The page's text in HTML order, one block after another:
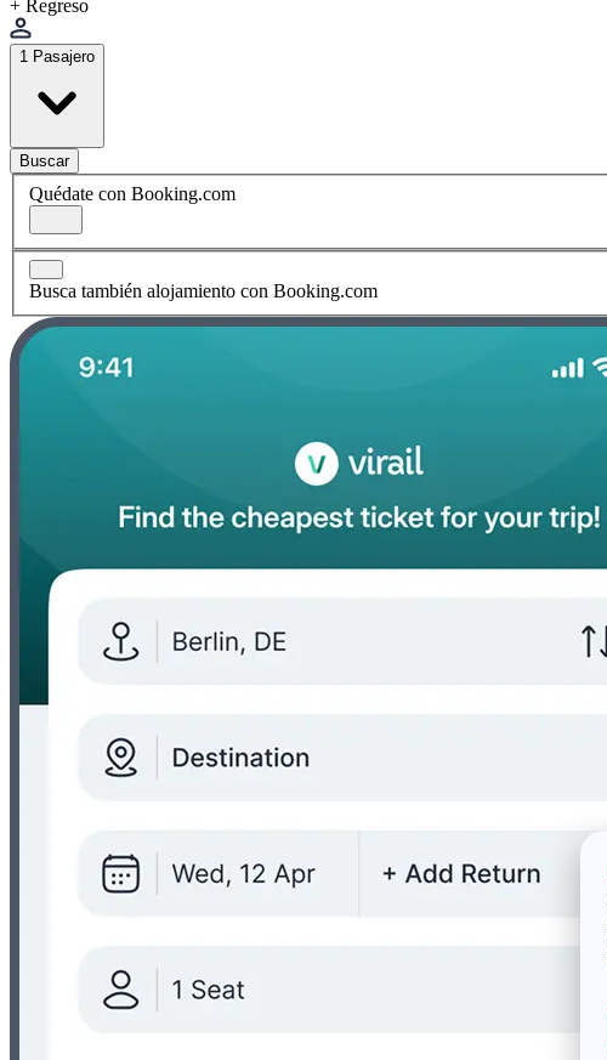
+ Regreso
1 Pasajero
Buscar
Quédate con Booking.com
Busca también alojamiento con Booking.com